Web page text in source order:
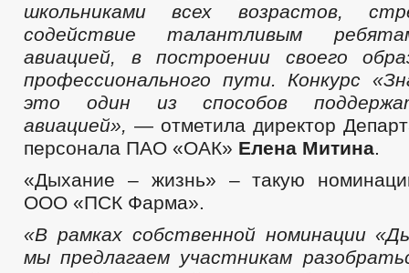
школьниками всех возрастов,
содействие талантливым
авиацией, в построении своего
профессионального пути. Конкурс
это один из способов
авиацией», — отметила директор
персонала ПАО «ОАК» Елена Митина.
«Дыхание – жизнь» – такую
ООО «ПСК Фарма».
«В рамках собственной номинации
мы предлагаем участникам